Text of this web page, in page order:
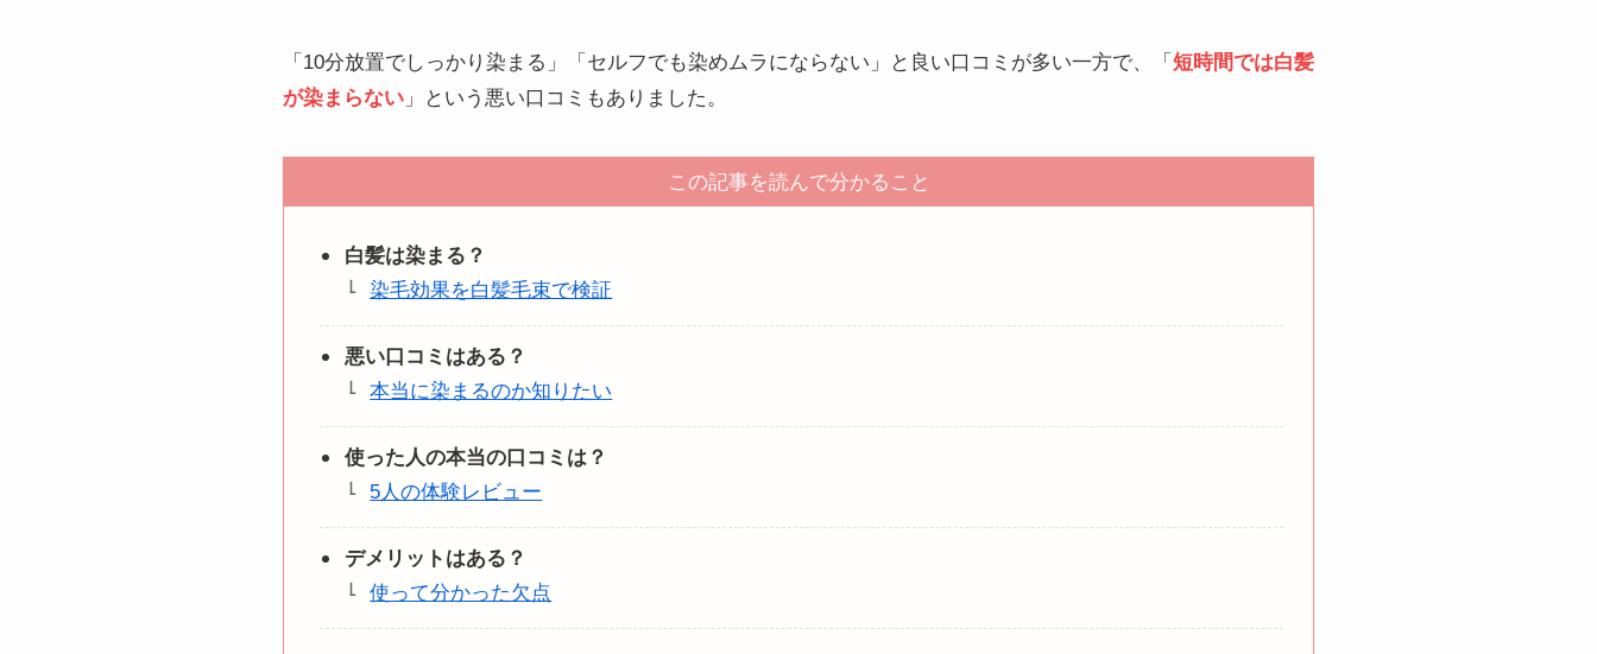
「10分放置でしっかり染まる」「セルフでも染めムラにならない」と良い口コミが多い一方で、「 短時間では白髪
が染まらない 」という悪い口コミもありました。
この記事を読んで分かること
白髪は染まる？
染毛効果を白髪毛束で検証
悪い口コミはある？
本当に染まるのか知りたい
使った人の本当の口コミは？
5人の体験レビュー
デメリットはある？
使って分かった欠点